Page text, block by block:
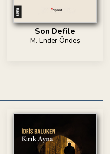
Son Defile
M. Ender Öndeş